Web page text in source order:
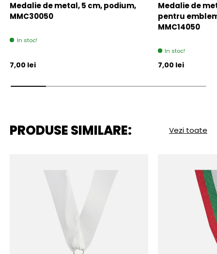
Medalie de metal, 5 cm, podium,
MMC30050
In stoc!
Pret initial
7,00 lei
Medalie de
pentru
MMC14050
In stoc!
Pret initial
7,00 lei
PRODUSE SIMILARE: Vezi toate